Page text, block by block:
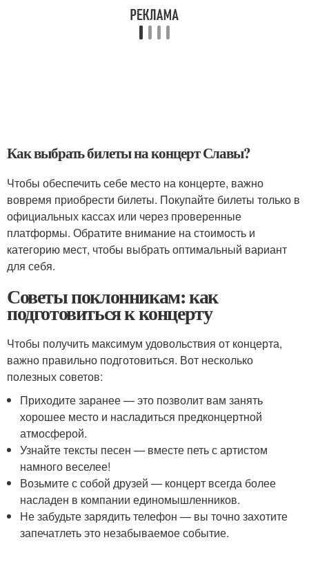
Как выбрать билеты на концерт Славы?
Чтобы обеспечить себе место на концерте, важно
вовремя приобрести билеты. Покупайте билеты только в
официальных кассах или через проверенные
платформы. Обратите внимание на стоимость и
категорию мест, чтобы выбрать оптимальный вариант
для себя.
Советы поклонникам: как
подготовиться к концерту
Чтобы получить максимум удовольствия от концерта,
важно правильно подготовиться. Вот несколько
полезных советов:
Приходите заранее — это позволит вам занять
хорошее место и насладиться предконцертной
атмосферой.
Узнайте тексты песен — вместе петь с артистом
намного веселее!
Возьмите с собой друзей — концерт всегда более
насладен в компании единомышленников.
Не забудьте зарядить телефон — вы точно захотите
запечатлеть это незабываемое событие.